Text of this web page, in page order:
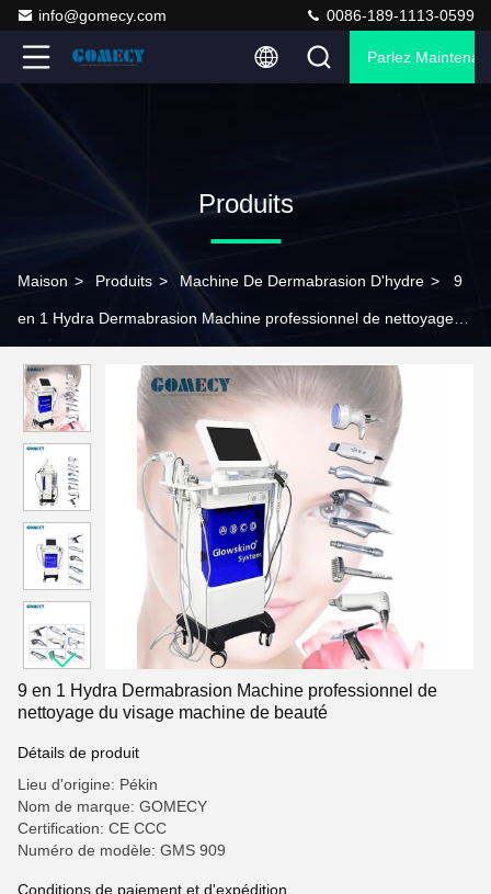
info@gomecy.com 0086-189-1113-0599
Parlez
Produits
Maison > Produits > Machine De Dermabrasion D'hydre > 9
en 1 Hydra Dermabrasion Machine professionnel de nettoyage
9 en 1 Hydra Dermabrasion Machine professionnel de
nettoyage du visage machine de beauté
Détails de produit
Lieu d'origine: Pékin
Nom de marque: GOMECY
Certification: CE CCC
Numéro de modèle: GMS 909
Conditions de paiement et d'expédition